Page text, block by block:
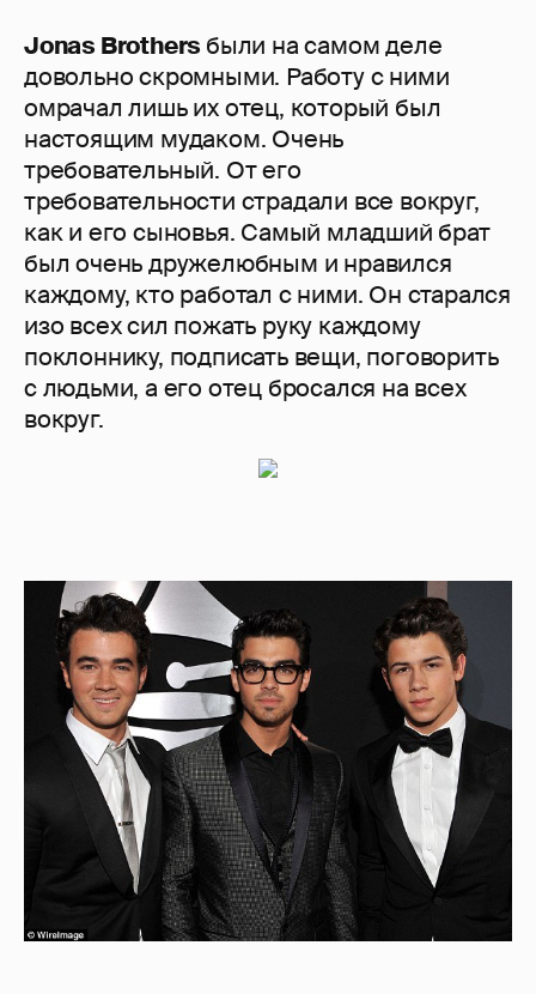
Jonas Brothers были на самом деле
довольно скромными. Работу с ними
омрачал лишь их отец, который был
настоящим мудаком. Очень
требовательный. От его
требовательности страдали все вокруг,
как и его сыновья. Самый младший брат
был очень дружелюбным и нравился
каждому, кто работал с ними. Он старался
изо всех сил пожать руку каждому
поклоннику, подписать вещи, поговорить
с людьми, а его отец бросался на всех
вокруг.